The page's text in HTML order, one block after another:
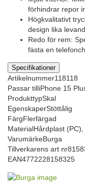
förhindrar repor
Högkvalitativt
design lika
Redo för rem:
fästa en
Specifikationer
Artikelnummer118118
Passar tilliPhone 15
ProdukttypSkal
EgenskaperStöttålig
FärgFlerfärgad
MaterialHårdplast
VarumärkeBurga
Tillverkarens art nr
EAN4772228158325